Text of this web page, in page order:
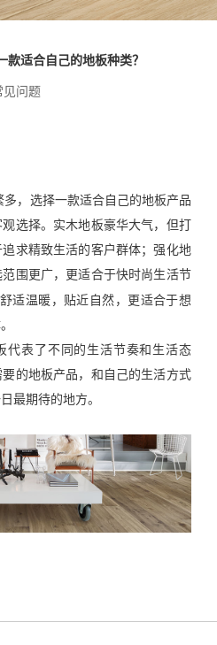
款适合自己的地板种类？
见问题
多，选择一款适合自己的地板产品
选择。实木地板豪华大气，但打
求精致生活的客户群体；强化地
围更广，更适合于快时尚生活节
舒适温暖，贴近自然，更适合于想
代表了不同的生活节奏和生活态
的地板产品，和自己的生活方式
最期待的地方。